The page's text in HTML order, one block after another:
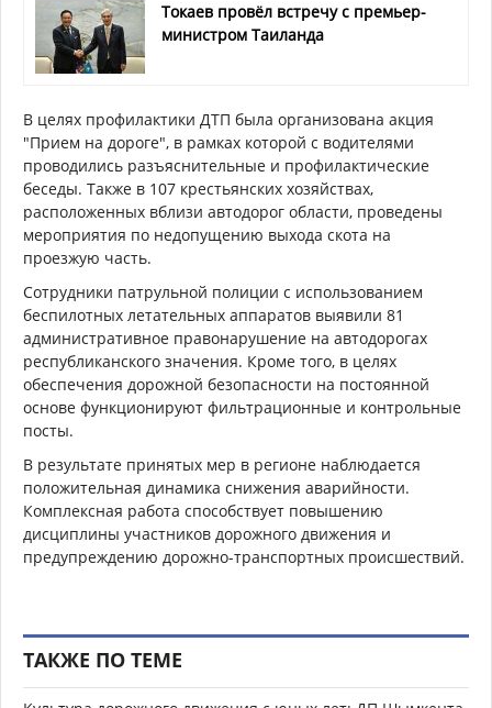
Токаев провёл встречу с премьер-
министром Таиланда
В целях профилактики ДТП была организована акция
"Прием на дороге", в рамках которой с водителями
проводились разъяснительные и профилактические
беседы. Также в 107 крестьянских хозяйствах,
расположенных вблизи автодорог области, проведены
мероприятия по недопущению выхода скота на
проезжую часть.
Сотрудники патрульной полиции с использованием
беспилотных летательных аппаратов выявили 81
административное правонарушение на автодорогах
республиканского значения. Кроме того, в целях
обеспечения дорожной безопасности на постоянной
основе функционируют фильтрационные и контрольные
посты.
В результате принятых мер в регионе наблюдается
положительная динамика снижения аварийности.
Комплексная работа способствует повышению
дисциплины участников дорожного движения и
предупреждению дорожно-транспортных происшествий.
ТАКЖЕ ПО ТЕМЕ